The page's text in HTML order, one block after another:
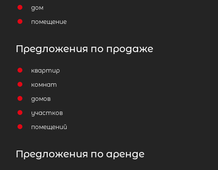
дом
помещение
Предложения по продаже
квартир
комнат
домов
участков
помещений
Предложения по аренде